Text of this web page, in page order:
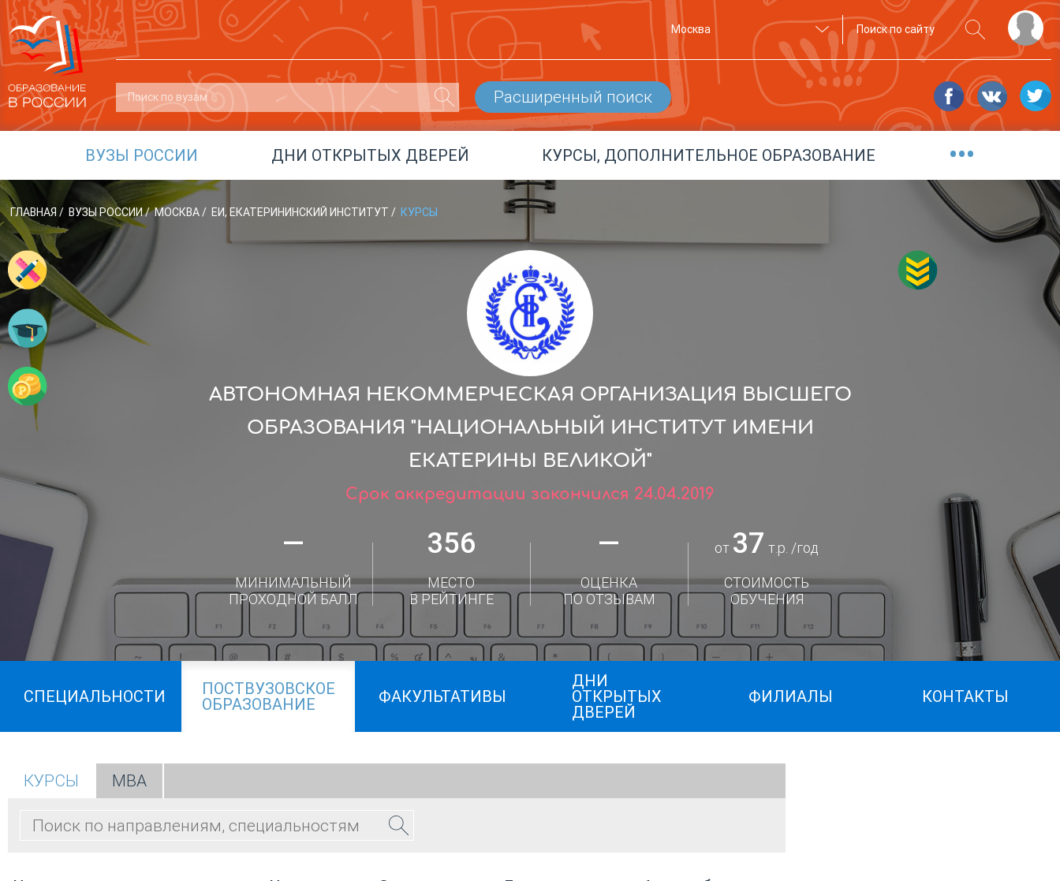
Москва
Расширенный поиск
ВУЗЫ РОССИИ ДНИ ОТКРЫТЫХ ДВЕРЕЙ КУРСЫ, ДОПОЛНИТЕЛЬНОЕ ОБРАЗОВАНИЕ •••
ГЛАВНАЯ / ВУЗЫ РОССИИ/ МОСКВА/ ЕИ, ЕКАТЕРИНИНСКИЙ ИНСТИТУТ / КУРСЫ
АВТОНОМНАЯ НЕКОММЕРЧЕСКАЯ ОРГАНИЗАЦИЯ ВЫСШЕГО
ОБРАЗОВАНИЯ "НАЦИОНАЛЬНЫЙ ИНСТИТУТ ИМЕНИ
ЕКАТЕРИНЫ ВЕЛИКОЙ"
Срок аккредитации закончился 24.04.2019
—
МИНИМАЛЬНЫЙ
ПРОХОДНОЙ БАЛЛ
356
МЕСТО
В РЕЙТИНГЕ
—
ОЦЕНКА
ПО ОТЗЫВАМ
от 37 т.р. /год
СТОИМОСТЬ
ОБУЧЕНИЯ
СПЕЦИАЛЬНОСТИ
ПОСТВУЗОВСКОЕ
ОБРАЗОВАНИЕ
ФАКУЛЬТАТИВЫ
ДНИ
ОТКРЫТЫХ
ДВЕРЕЙ
ФИЛИАЛЫ КОНТАКТЫ
КУРСЫ МВА